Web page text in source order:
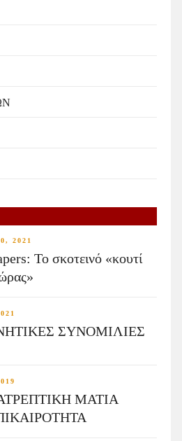
2021
Το σκοτεινό «κουτί
ΣΥΝΟΜΙΛΙΕΣ
ΜΑΤΙΑ